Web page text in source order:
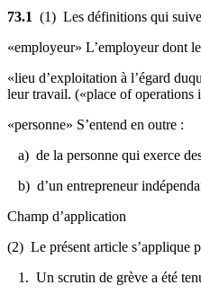
73.1 (1) Les définitions qui
«employeur» L’employeur dont
«lieu d’exploitation à l’égard
leur travail. («place of
«personne» S’entend en outre :
a) de la personne qui exerce
b) d’un entrepreneur
Champ d’application
(2) Le présent article s’applique
1. Un scrutin de grève a été